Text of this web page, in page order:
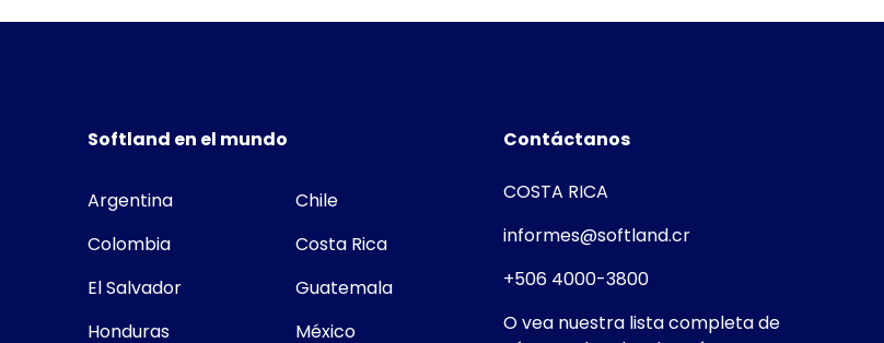
Softland en el mundo
Argentina
Chile
Colombia
Costa Rica
El Salvador
Guatemala
Honduras
México
Contáctanos
COSTA RICA
informes@softland.cr
+506 4000-3800
O vea nuestra lista completa de